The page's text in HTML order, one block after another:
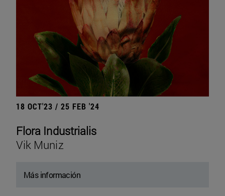
18 OCT'23 / 25 FEB '24
Flora Industrialis
Vik Muniz
Más información